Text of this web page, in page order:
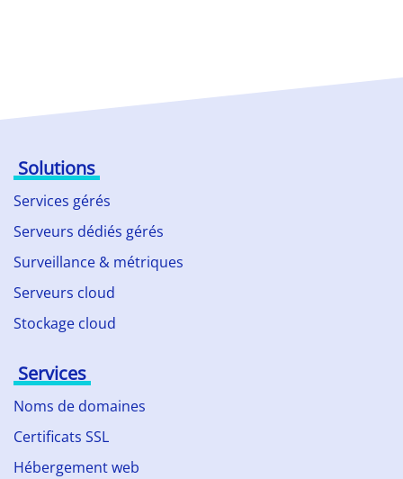
Solutions
Services gérés
Serveurs dédiés gérés
Surveillance & métriques
Serveurs cloud
Stockage cloud
Services
Noms de domaines
Certificats SSL
Hébergement web